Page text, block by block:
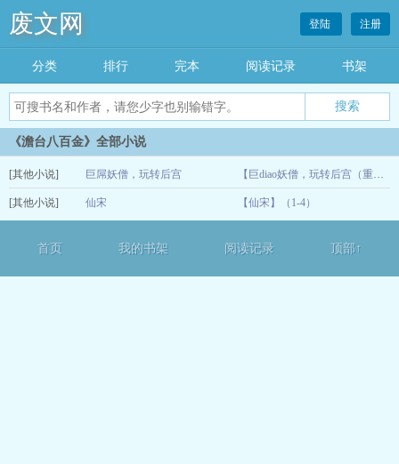
废文网 登陆 注册
分类 排行 完本 阅读记录 书架
《澹台八百金》全部小说
[其他小说] 巨屌妖僧，玩转后宫 【巨diao妖僧，玩转后宫（重置版）】（3-4）
[其他小说] 仙宋 【仙宋】（1-4）
首页 我的书架 阅读记录 顶部↑